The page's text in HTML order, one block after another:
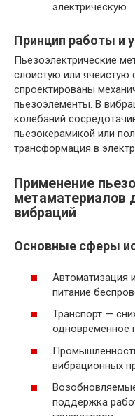
электрическую.
Принцип работы и
Пьезоэлектрические
слоистую или ячеистую
спроектированы
пьезоэлементы. В
колебаний
пьезокерамикой или
трансформация в
Применение
метаматериалов
вибраций
Основные сферы
Автоматизация
питание
Транспорт —
одновременное
вибрационных
поддержка